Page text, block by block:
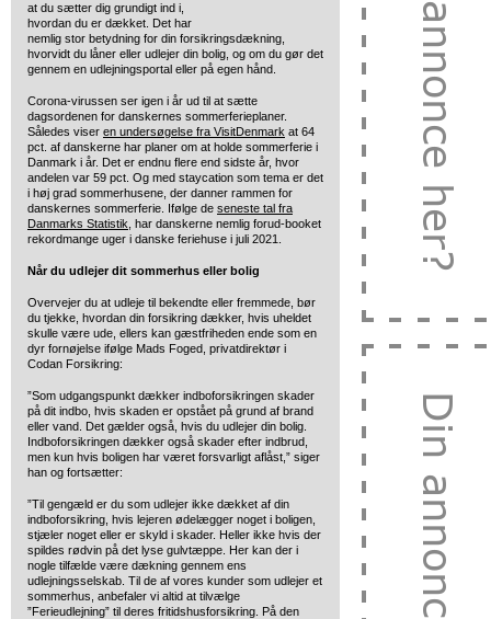
at du sætter dig grundigt ind i,
hvordan du er dækket. Det har
nemlig stor betydning for din forsikringsdækning,
hvorvidt du låner eller udlejer din bolig, og om du gør det
gennem en udlejningsportal eller på egen hånd.
Corona-virussen ser igen i år ud til at sætte
dagsordenen for danskernes sommerferieplaner.
Således viser en undersøgelse fra VisitDenmark at 64
pct. af danskerne har planer om at holde sommerferie i
Danmark i år. Det er endnu flere end sidste år, hvor
andelen var 59 pct. Og med staycation som tema er det
i høj grad sommerhusene, der danner rammen for
danskernes sommerferie. Ifølge de seneste tal fra
Danmarks Statistik , har danskerne nemlig forud-booket
rekordmange uger i danske feriehuse i juli 2021.
Når du udlejer dit sommerhus eller bolig
Overvejer du at udleje til bekendte eller fremmede, bør
du tjekke, hvordan din forsikring dækker, hvis uheldet
skulle være ude, ellers kan gæstfriheden ende som en
dyr fornøjelse ifølge Mads Foged, privatdirektør i
Codan Forsikring:
”Som udgangspunkt dækker indboforsikringen skader
på dit indbo, hvis skaden er opstået på grund af brand
eller vand. Det gælder også, hvis du udlejer din bolig.
Indboforsikringen dækker også skader efter indbrud,
men kun hvis boligen har været forsvarligt aflåst,” siger
han og fortsætter:
”Til gengæld er du som udlejer ikke dækket af din
indboforsikring, hvis lejeren ødelægger noget i boligen,
stjæler noget eller er skyld i skader. Heller ikke hvis der
spildes rødvin på det lyse gulvtæppe. Her kan der i
nogle tilfælde være dækning gennem ens
udlejningsselskab. Til de af vores kunder som udlejer et
sommerhus, anbefaler vi altid at tilvælge
”Ferieudlejning” til deres fritidshusforsikring. På den